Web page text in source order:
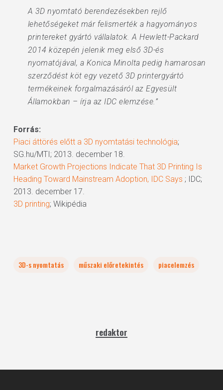
A 3D nyomtató berendezésekben rejlő
lehetőségeket már felismerték a hagyományos
printereket gyártó vállalatok. A Hewlett-Packard
2014 közepén jelenik meg első 3D-és
nyomatójával, a Konica Minolta pedig hamarosan
szerződést köt egy vezető 3D printergyártó
termékeinek forgalmazásáról az Egyesült
Államokban – írja az IDC elemzése.”
Forrás:
Piaci áttörés előtt a 3D nyomtatási technológia;
SG.hu/MTI; 2013. december 18.
Market Growth Projections Indicate That 3D Printing Is
Heading Toward Mainstream Adoption, IDC Says ; IDC;
2013. december 17.
3D printing; Wikipédia
3D-s nyomtatás műszaki előretekintés piacelemzés
redaktor